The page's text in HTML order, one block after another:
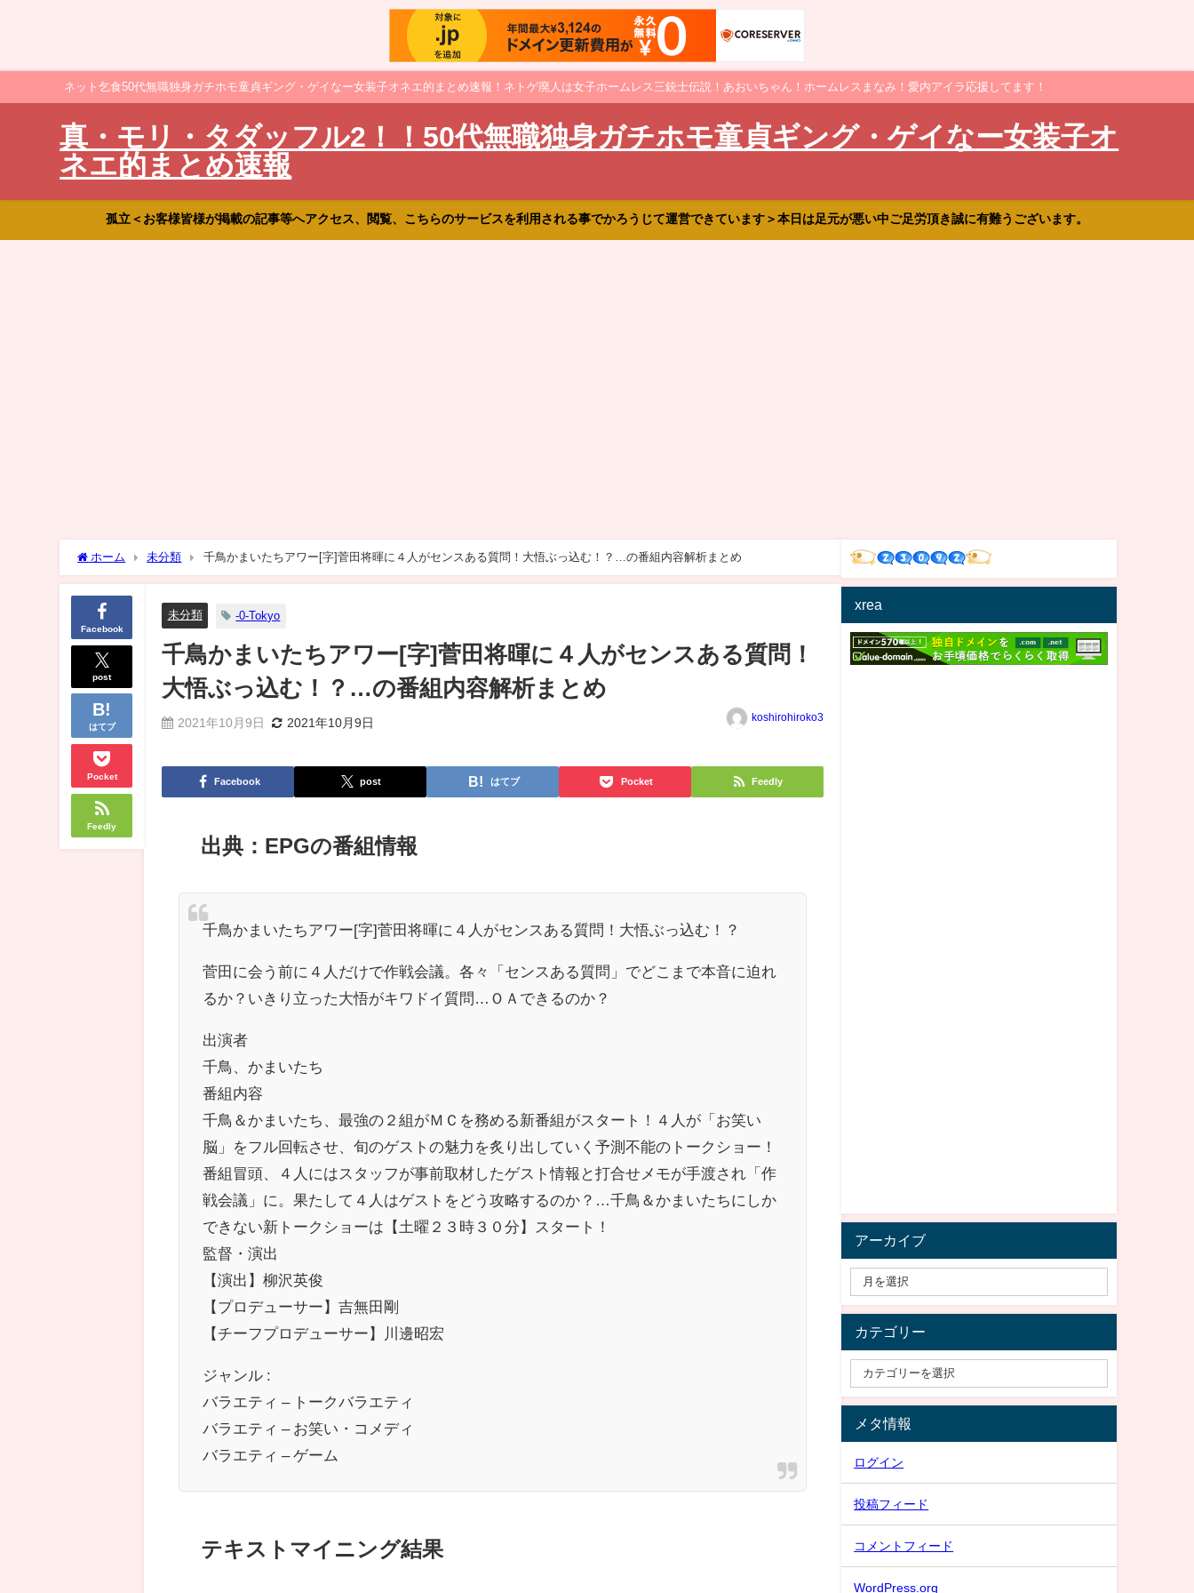
ネット乞食50代無職独身ガチホモ童貞ギング・ゲイなー女装子オネエ的まとめ速報！ネトゲ廃人は女子ホームレス三銃士伝説！あおいちゃん！ホームレスまなみ！愛内アイラ応援してます！
真・モリ・タダッフル2！！50代無職独身ガチホモ童貞ギング・ゲイなー女装子オ
ネエ的まとめ速報
孤立＜お客様皆様が掲載の記事等へアクセス、閲覧、こちらのサービスを利用される事でかろうじて運営できています＞本日は足元が悪い中ご足労頂き誠に有難うございます。
ホーム 未分類 千鳥かまいたちアワー[字]菅田将暉に４人がセンスある質問！大悟ぶっ込む！？…の番組内容解析まとめ
Facebook
post
はてブ
Pocket
Feedly
未分類 -0-Tokyo
千鳥かまいたちアワー[字]菅田将暉に４人がセンスある質問！
大悟ぶっ込む！？…の番組内容解析まとめ
2021年10月9日 2021年10月9日 koshirohiroko3
Facebook post はてブ Pocket Feedly
出典：EPGの番組情報
千鳥かまいたちアワー[字]菅田将暉に４人がセンスある質問！大悟ぶっ込む！？
菅田に会う前に４人だけで作戦会議。各々「センスある質問」でどこまで本音に迫れ
るか？いきり立った大悟がキワドイ質問…ＯＡできるのか？
出演者
千鳥、かまいたち
番組内容
千鳥＆かまいたち、最強の２組がＭＣを務める新番組がスタート！４人が「お笑い
脳」をフル回転させ、旬のゲストの魅力を炙り出していく予測不能のトークショー！
番組冒頭、４人にはスタッフが事前取材したゲスト情報と打合せメモが手渡され「作
戦会議」に。果たして４人はゲストをどう攻略するのか？…千鳥＆かまいたちにしか
できない新トークショーは【土曜２３時３０分】スタート！
監督・演出
【演出】柳沢英俊
【プロデューサー】吉無田剛
【チーフプロデューサー】川邊昭宏
ジャンル :
バラエティ – トークバラエティ
バラエティ – お笑い・コメディ
バラエティ – ゲーム
テキストマイニング結果
xrea
アーカイブ
カテゴリー
メタ情報
ログイン
投稿フィード
コメントフィード
WordPress.org